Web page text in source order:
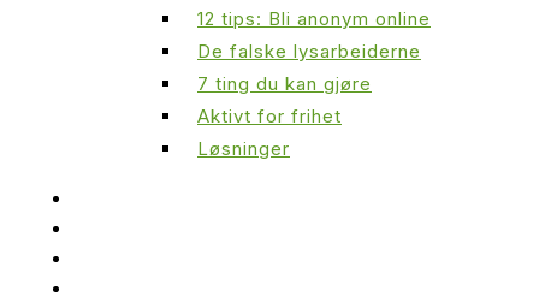
12 tips: Bli anonym online
De falske lysarbeiderne
7 ting du kan gjøre
Aktivt for frihet
Løsninger